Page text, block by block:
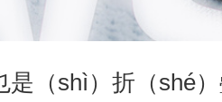
（shì）折（shé